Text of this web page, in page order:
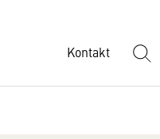
Kontakt